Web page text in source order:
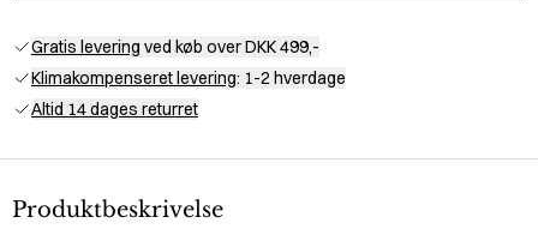
Gratis levering ved køb over DKK 499,-
Klimakompenseret levering: 1-2 hverdage
Altid 14 dages returret
Produktbeskrivelse